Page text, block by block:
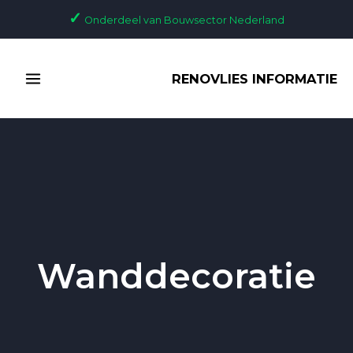
✓ Onderdeel van Bouwsector Nederland
MENU
RENOVLIES INFORMATIE
Wanddecoratie